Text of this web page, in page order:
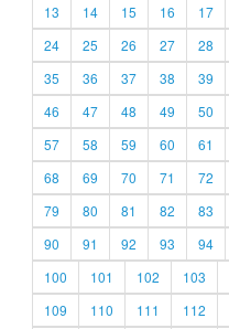
13
14 15 16 17
24
25 26 27 28
35
36 37 38 39
46
47 48 49 50
57
58 59 60 61
68
69 70 71 72
79
80 81 82 83
90
91 92 93 94
100
101 102 103
109
110 111 112